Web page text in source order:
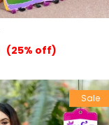
(25% off)
Sale